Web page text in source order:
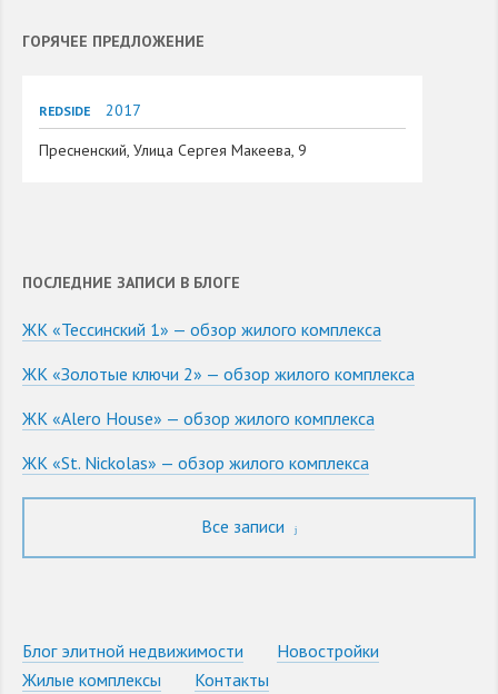
ГОРЯЧЕЕ ПРЕДЛОЖЕНИЕ
REDSIDE
2017
Пресненский, Улица Сергея Макеева, 9
ПОСЛЕДНИЕ ЗАПИСИ В БЛОГЕ
ЖК «Тессинский 1» — обзор жилого комплекса
ЖК «Золотые ключи 2» — обзор жилого комплекса
ЖК «Alero House» — обзор жилого комплекса
ЖК «St. Nickolas» — обзор жилого комплекса
Все записи
Блог элитной недвижимости
Новостройки
Жилые комплексы
Контакты